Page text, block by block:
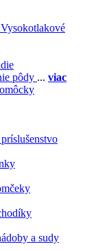
Vysokotlakové
pôdy ... viac
a sudy